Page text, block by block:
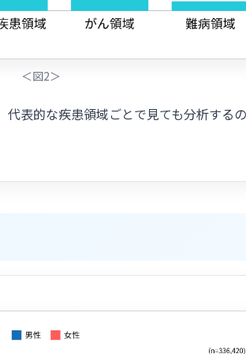
＜図2＞
表的な疾患領域ごとで見ても分析する